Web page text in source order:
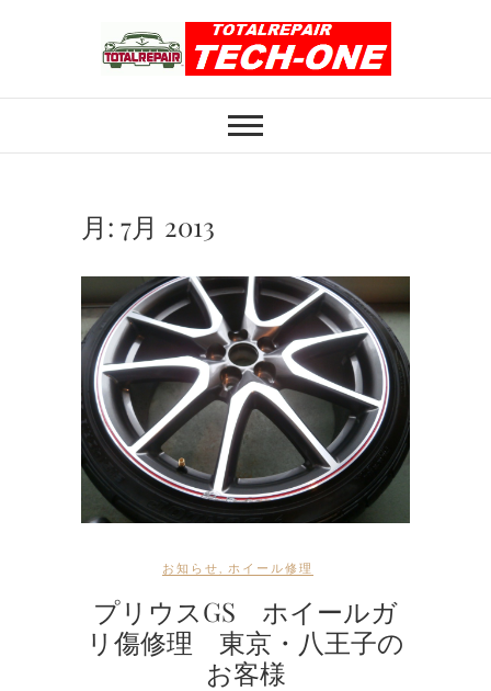
ホイール修理のト
ータルリペアテッ
月: 7月 2013
お知らせ ホイール修理
プリウスGS ホイールガ
リ傷修理 東京・八王子の
お客様